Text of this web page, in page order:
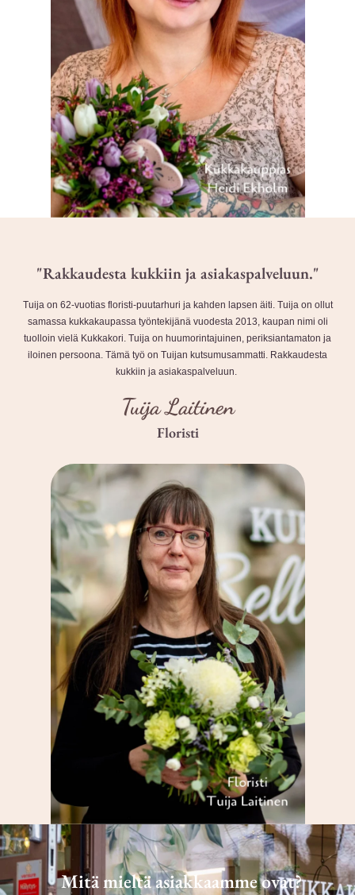
"Rakkaudesta kukkiin ja asiakaspalveluun."
Tuija on 62-vuotias floristi-puutarhuri ja kahden lapsen äiti. Tuija on ollut
samassa kukkakaupassa työntekijänä vuodesta 2013, kaupan nimi oli
tuolloin vielä Kukkakori. Tuija on huumorintajuinen, periksiantamaton ja
iloinen persoona. Tämä työ on Tuijan kutsumusammatti. Rakkaudesta
kukkiin ja asiakaspalveluun.
Tuija Laitinen
Floristi
Mitä mieltä asiakkaamme ovat?